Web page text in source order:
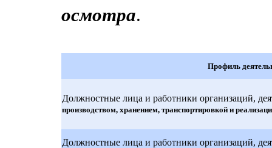
осмотра.
Профиль
Должностные лица и работники организаций,
производством, хранением, транспортировкой и
Должностные лица и работники организаций,